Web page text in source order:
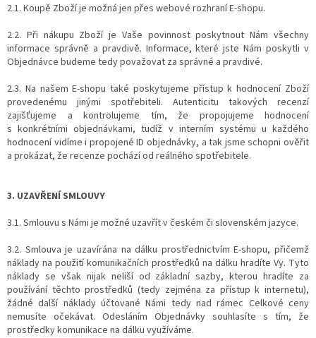
2.1. Koupě Zboží je možná jen přes webové rozhraní E-shopu.
2.2. Při nákupu Zboží je Vaše povinnost poskytnout Nám všechny
informace správně a pravdivě. Informace, které jste Nám poskytli v
Objednávce budeme tedy považovat za správné a pravdivé.
2.3. Na našem E-shopu také poskytujeme přístup k hodnocení Zboží
provedenému jinými spotřebiteli. Autenticitu takových recenzí
zajišťujeme a kontrolujeme tím, že propojujeme hodnocení
s konkrétními objednávkami, tudíž v interním systému u každého
hodnocení vidíme i propojené ID objednávky, a tak jsme schopni ověřit
a prokázat, že recenze pochází od reálného spotřebitele.
3. UZAVŘENÍ SMLOUVY
3.1. Smlouvu s Námi je možné uzavřít v českém či slovenském jazyce.
3.2. Smlouva je uzavírána na dálku prostřednictvím E-shopu, přičemž
náklady na použití komunikačních prostředků na dálku hradíte Vy. Tyto
náklady se však nijak neliší od základní sazby, kterou hradíte za
používání těchto prostředků (tedy zejména za přístup k internetu),
žádné další náklady účtované Námi tedy nad rámec Celkové ceny
nemusíte očekávat. Odesláním Objednávky souhlasíte s tím, že
prostředky komunikace na dálku využíváme.